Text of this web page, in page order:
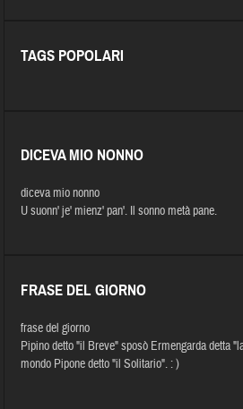
TAGS POPOLARI
DICEVA MIO NONNO
diceva mio nonno
U suonn' je' mienz' pan'. Il sonno metà pane.
FRASE DEL GIORNO
frase del giorno
Pipino detto "il Breve" sposò Ermengarda detta
mondo Pipone detto "il Solitario". : )